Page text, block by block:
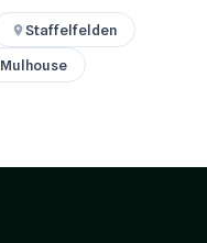
Staffelfelden
Mulhouse